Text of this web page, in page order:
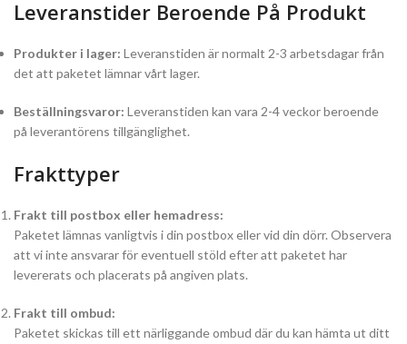
Leveranstider Beroende På Produkt
Produkter i lager: Leveranstiden är normalt 2-3 arbetsdagar från
det att paketet lämnar vårt lager.
Beställningsvaror: Leveranstiden kan vara 2-4 veckor beroende
på leverantörens tillgänglighet.
Frakttyper
Frakt till postbox eller hemadress:
Paketet lämnas vanligtvis i din postbox eller vid din dörr. Observera
att vi inte ansvarar för eventuell stöld efter att paketet har
levererats och placerats på angiven plats.
Frakt till ombud:
Paketet skickas till ett närliggande ombud där du kan hämta ut ditt